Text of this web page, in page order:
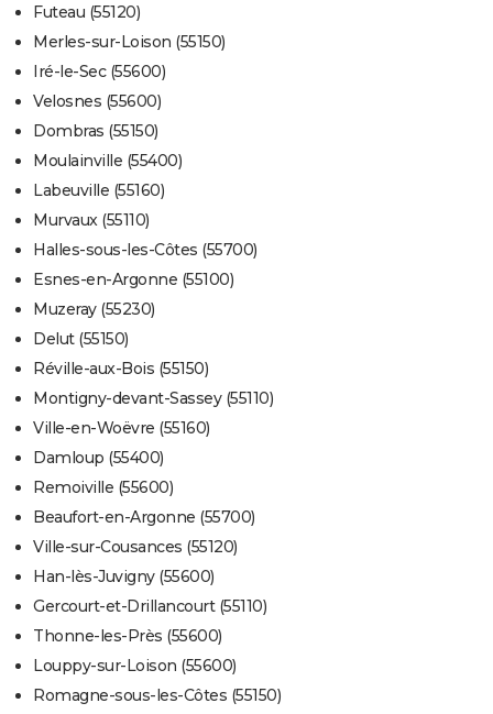
Futeau (55120)
Merles-sur-Loison (55150)
Iré-le-Sec (55600)
Velosnes (55600)
Dombras (55150)
Moulainville (55400)
Labeuville (55160)
Murvaux (55110)
Halles-sous-les-Côtes (55700)
Esnes-en-Argonne (55100)
Muzeray (55230)
Delut (55150)
Réville-aux-Bois (55150)
Montigny-devant-Sassey (55110)
Ville-en-Woëvre (55160)
Damloup (55400)
Remoiville (55600)
Beaufort-en-Argonne (55700)
Ville-sur-Cousances (55120)
Han-lès-Juvigny (55600)
Gercourt-et-Drillancourt (55110)
Thonne-les-Près (55600)
Louppy-sur-Loison (55600)
Romagne-sous-les-Côtes (55150)